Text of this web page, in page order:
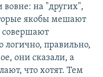
вовне: на "других",
якобы мешают
совершают
логично, правильно,
они сказали, а
что хотят. Тем